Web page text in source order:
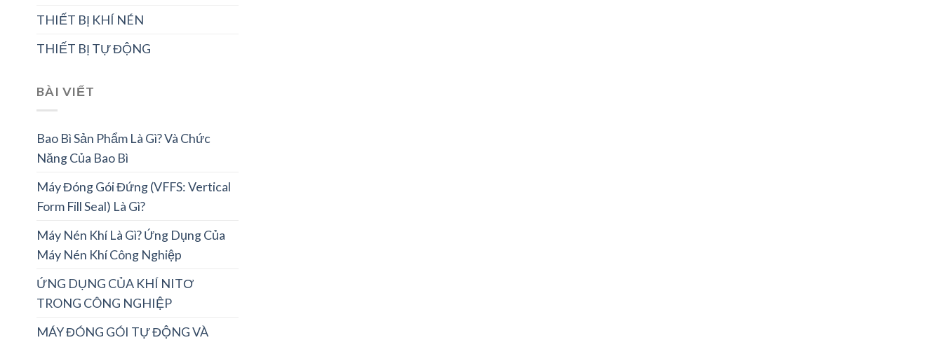
THIẾT BỊ KHÍ NÉN
THIẾT BỊ TỰ ĐỘNG
BÀI VIẾT
Bao Bì Sản Phẩm Là Gì? Và Chức
Năng Của Bao Bì
Máy Đóng Gói Đứng (VFFS: Vertical
Form Fill Seal) Là Gì?
Máy Nén Khí Là Gì? Ứng Dụng Của
Máy Nén Khí Công Nghiệp
ỨNG DỤNG CỦA KHÍ NITƠ
TRONG CÔNG NGHIỆP
MÁY ĐÓNG GÓI TỰ ĐỘNG VÀ